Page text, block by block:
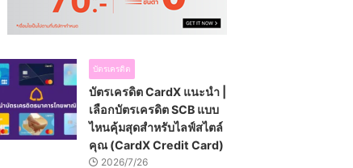
บัตรเครดิต
บัตรเครดิต CardX แนะนำ |
เลือกบัตรเครดิต SCB แบบ
ไหนคุ้มสุดสำหรับไลฟ์สไตล์
คุณ (CardX Credit Card)
2026/7/26